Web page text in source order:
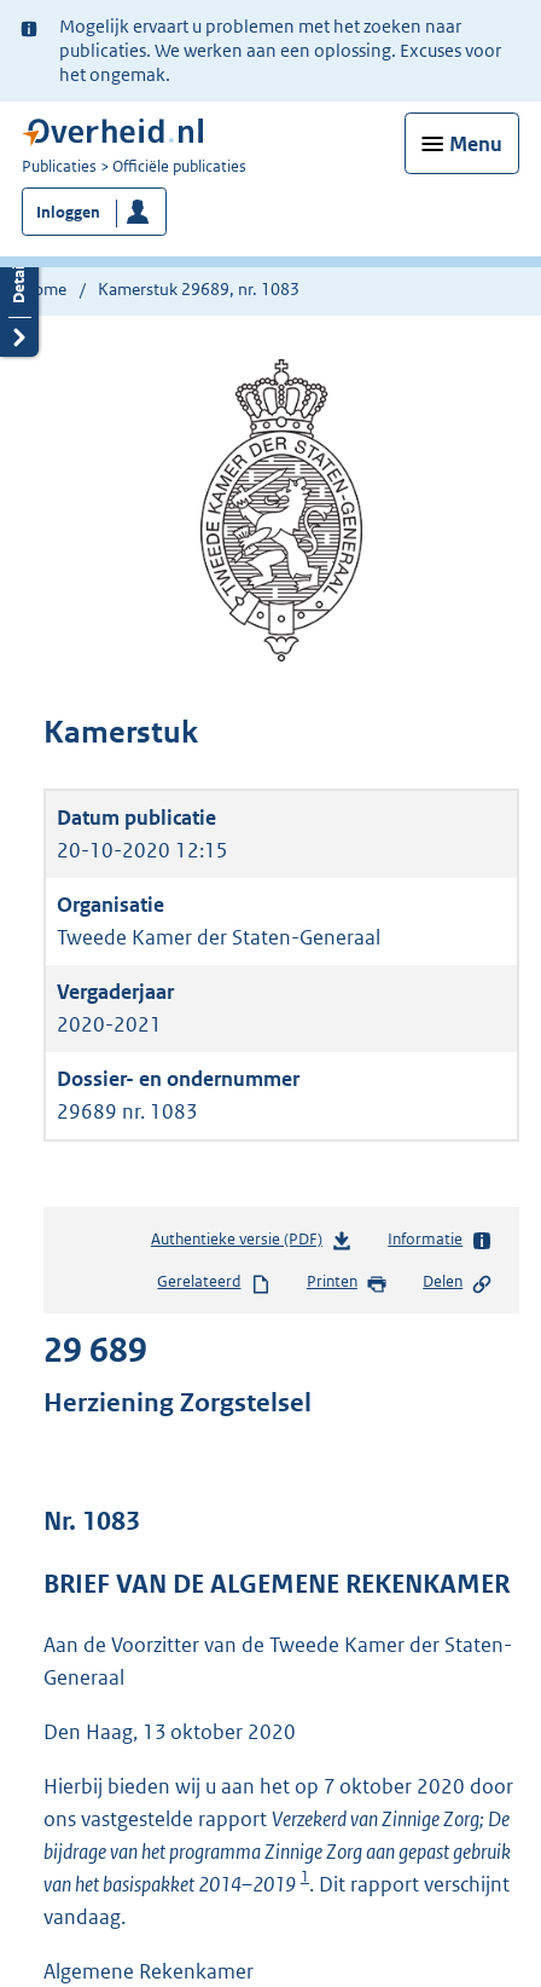
Ter
informatie:
Mogelijk ervaart u problemen met het zoeken naar
publicaties. We werken aan een oplossing. Excuses voor
het ongemak.
Menu
U
bent
nu
hier:
Publicaties Officiële publicaties
Inloggen
Home Kamerstuk 29689, nr. 1083
Kamerstuk
20-10-2020 12:15
Tweede Kamer der Staten-Generaal
2020-2021
29689 nr. 1083
Authentieke versie (PDF)b
s
e
3
Informatie
Gerelateerd Printen Delen
29 689
Herziening Zorgstelsel
Nr. 1083
BRIEF VAN DE ALGEMENE REKENKAMER
Aan de Voorzitter van de Tweede Kamer der Staten-
Generaal
Den Haag, 13 oktober 2020
Hierbij bieden wij u aan het op 7 oktober 2020 door
ons vastgestelde rapportVerzekerd van Zinnige Zorg; De
bijdrage van het programma Zinnige Zorg aan gepast gebruik
van het basispakket 2014–2019 1. Dit rapport verschijnt
vandaag.
Algemene Rekenkamer